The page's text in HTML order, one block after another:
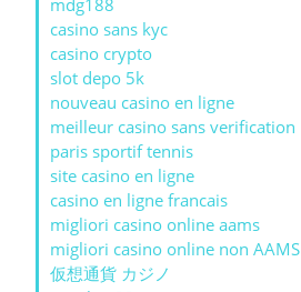
mdg188
casino sans kyc
casino crypto
slot depo 5k
nouveau casino en ligne
meilleur casino sans verification
paris sportif tennis
site casino en ligne
casino en ligne francais
migliori casino online aams
migliori casino online non AAMS
仮想通貨 カジノ